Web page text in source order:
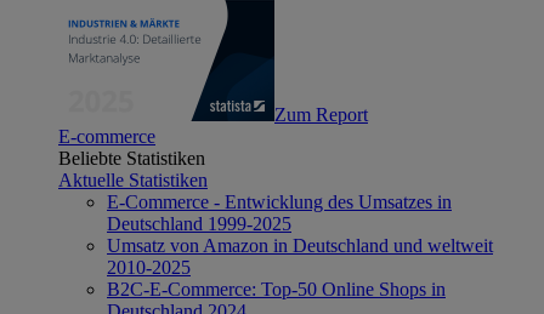
Zum Report
E-commerce
Beliebte Statistiken
Aktuelle Statistiken
E-Commerce - Entwicklung des Umsatzes in
Deutschland 1999-2025
Umsatz von Amazon in Deutschland und weltweit
2010-2025
B2C-E-Commerce: Top-50 Online Shops in